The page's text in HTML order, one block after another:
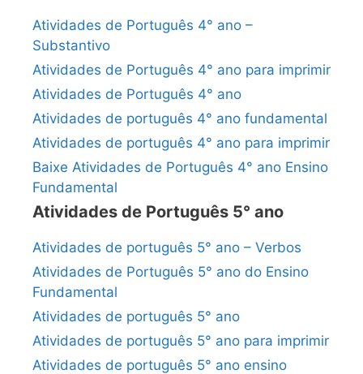
Atividades de Português 4° ano –
Substantivo
Atividades de Português 4° ano para imprimir
Atividades de Português 4° ano
Atividades de português 4° ano fundamental
Atividades de português 4° ano para imprimir
Baixe Atividades de Português 4° ano Ensino
Fundamental
Atividades de Português 5° ano
Atividades de português 5° ano – Verbos
Atividades de Português 5° ano do Ensino
Fundamental
Atividades de português 5° ano
Atividades de português 5° ano para imprimir
Atividades de português 5° ano ensino